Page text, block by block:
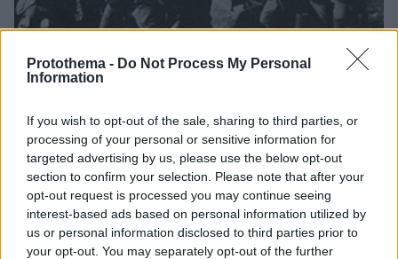
Protothema - Do Not Process My Personal
Information
If you wish to opt-out of the sale, sharing to third parties, or
processing of your personal or sensitive information for
targeted advertising by us, please use the below opt-out
section to confirm your selection. Please note that after your
opt-out request is processed you may continue seeing
interest-based ads based on personal information utilized by
us or personal information disclosed to third parties prior to
your opt-out. You may separately opt-out of the further
Τι έγραφαν οι ξένοι ανταποκριτές σε
τηλεγραφήματά τους από τη Μικρά Ασία το 1921
08.08.2026, 10:26